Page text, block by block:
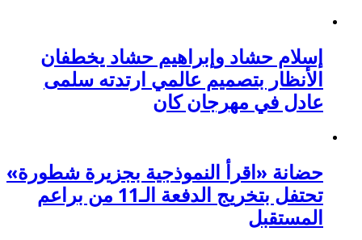
إسلام حشاد وإبراهيم حشاد يخطفان
الأنظار بتصميم عالمي ارتدته سلمى
عادل في مهرجان كان
حضانة «اقرأ النموذجية بجزيرة شطورة»
تحتفل بتخريج الدفعة الـ11 من براعم
المستقبل